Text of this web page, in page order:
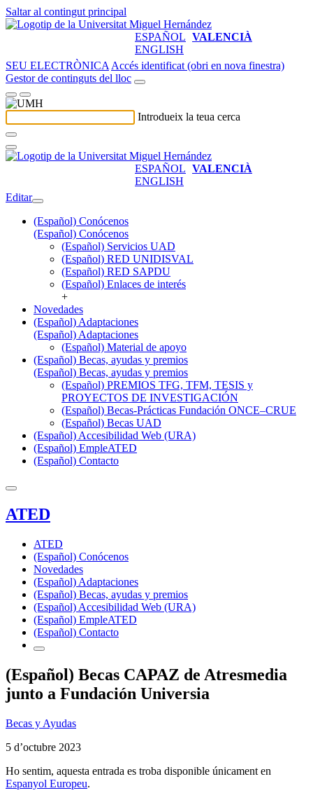
Saltar al contingut principal
ESPAÑOL VALENCIÀ
ENGLISH
SEU ELECTRÒNICA Accés identificat (obri en nova finestra)
Gestor de continguts del lloc
Introdueix la teua cerca
ESPAÑOL VALENCIÀ
ENGLISH
Editar
(Español) Conócenos
(Español) Conócenos
(Español) Servicios UAD
(Español) RED UNIDISVAL
(Español) RED SAPDU
(Español) Enlaces de interés
+
Novedades
(Español) Adaptaciones
(Español) Adaptaciones
(Español) Material de apoyo
(Español) Becas, ayudas y premios
(Español) Becas, ayudas y premios
(Español) PREMIOS TFG, TFM, TESIS y
PROYECTOS DE INVESTIGACIÓN
(Español) Becas-Prácticas Fundación ONCE–CRUE
(Español) Becas UAD
(Español) Accesibilidad Web (URA)
(Español) EmpleATED
(Español) Contacto
ATED
ATED
(Español) Conócenos
Novedades
(Español) Adaptaciones
(Español) Becas, ayudas y premios
(Español) Accesibilidad Web (URA)
(Español) EmpleATED
(Español) Contacto
(Español) Becas CAPAZ de Atresmedia
junto a Fundación Universia
Becas y Ayudas
5 d’octubre 2023
Ho sentim, aquesta entrada es troba disponible únicament en
Espanyol Europeu.